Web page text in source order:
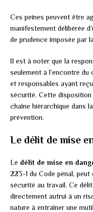
Ces peines peuvent être
manifestement délibérée
de prudence imposée par
Il est à noter que la
seulement à l’encontre du
et responsables ayant
sécurité. Cette disposition
chaîne hiérarchique dans
prévention.
Le délit de mise
Le délit de mise en
223-1 du Code pénal,
sécurité au travail. Ce
directement autrui à un
nature à entraîner une